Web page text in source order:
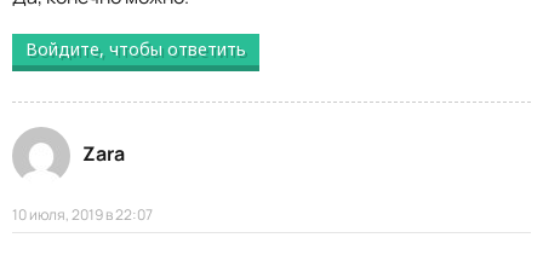
Войдите, чтобы ответить
Zara
10 июля, 2019 в 22:07